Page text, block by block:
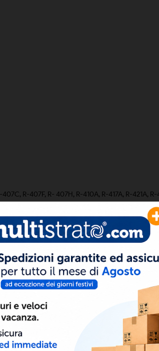
R-407F, R- 407H, R-410A, R-417A, R-421A,
457A **, R-459A **, R-507A, R-513A, R-513B, R-
infiammabili), A2 (infiammabili) e A3
764, R-744
installatore addestrato e certificato*, purché
che i raccordi >B< MaxiPro così come forniti
finale. Per i termini e condizioni complete,